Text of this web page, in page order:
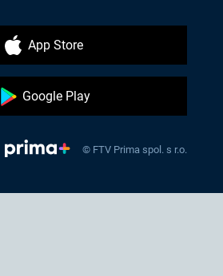
App Store
Google Play
© FTV Prima spol. s r.o.